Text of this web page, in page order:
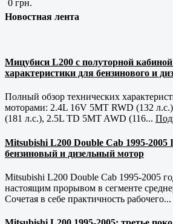
0 грн.
Новостная лента
Мицубиси L200 с полуторной кабиной
характеристики для бензинового и
Полный обзор технических
моторами: 2.4L 16V 5MT RWD (132
(181 л.с.), 2.5L TD 5MT AWD (116...
Mitsubishi L200 Double Cab 1995-2005
бензиновый и дизельный мотор
Mitsubishi L200 Double Cab 1995-2005
настоящим прорывом в сегменте
Сочетая в себе практичность рабочего...